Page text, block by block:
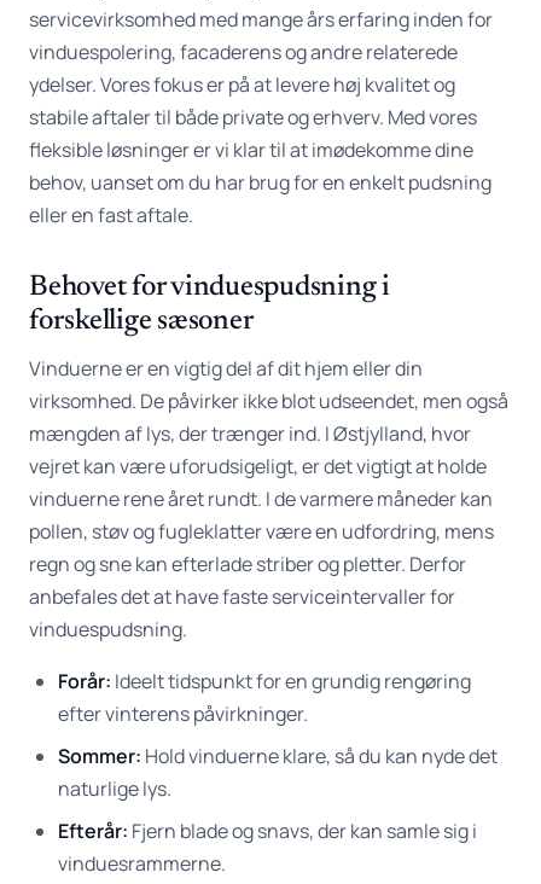
servicevirksomhed med mange års erfaring inden for
vinduespolering, facaderens og andre relaterede
ydelser. Vores fokus er på at levere høj kvalitet og
stabile aftaler til både private og erhverv. Med vores
fleksible løsninger er vi klar til at imødekomme dine
behov, uanset om du har brug for en enkelt pudsning
eller en fast aftale.
Behovet for vinduespudsning i
forskellige sæsoner
Vinduerne er en vigtig del af dit hjem eller din
virksomhed. De påvirker ikke blot udseendet, men også
mængden af lys, der trænger ind. I Østjylland, hvor
vejret kan være uforudsigeligt, er det vigtigt at holde
vinduerne rene året rundt. I de varmere måneder kan
pollen, støv og fugleklatter være en udfordring, mens
regn og sne kan efterlade striber og pletter. Derfor
anbefales det at have faste serviceintervaller for
vinduespudsning.
Forår: Ideelt tidspunkt for en grundig rengøring
efter vinterens påvirkninger.
Sommer: Hold vinduerne klare, så du kan nyde det
naturlige lys.
Efterår: Fjern blade og snavs, der kan samle sig i
vinduesrammerne.